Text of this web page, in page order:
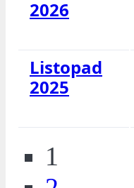
2026
Listopad
2025
1